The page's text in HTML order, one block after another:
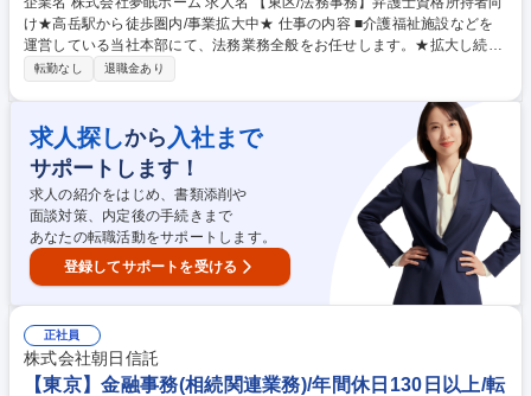
け★高岳駅から徒歩圏内/事業拡大中★ 仕事の内容 ■介護福祉施設などを
運営している当社本部にて、法務業務全般をお任せします。★拡大し続け
る当社の運営を円滑にするために管理部門の強化を目指しての増員採用で
築・検討 ◆対外的な法的ハード交渉 ◆訴訟・紛争の直接指揮 ◆最新法規
制への即応など、スキルに合わせてお仕事をお任せいたします。 ※本部で
の事務業務ですので、介護業務はございません。 事業拡大中につき増員の
為の募集です！多様なキャリア選択から、あなたのライフステージに合せ
て選択可能★是非ご応募ください！ 募集職種 【東区/法務事務】弁護士資
格所持者向け★高岳駅から徒歩圏内/事業拡大中★
転勤なし 退職金あり
求人探しから 入社まで
サポートします！
求人の紹介をはじめ、書類添削や
面談対策、内定後の手続きまで
あなたの転職活動をサポートします。
登録してサポートを受ける
正社員
株式会社朝日信託
【東京】金融事務(相続関連業務)/年間休日130日以上/転